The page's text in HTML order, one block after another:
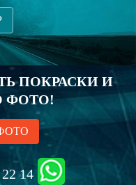
ПОКРАСКИ И
ФОТО!
14